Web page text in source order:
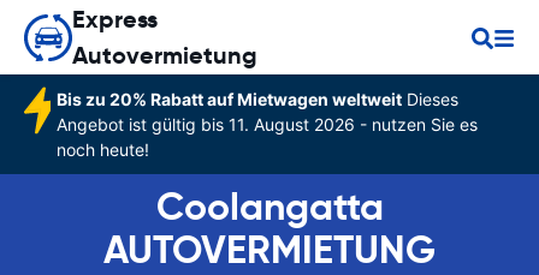
Express
Autovermietung
Bis zu 20% Rabatt auf Mietwagen weltweitDieses
Angebot ist gültig bis 11. August 2026 - nutzen Sie es
noch heute!
Coolangatta
AUTOVERMIETUNG